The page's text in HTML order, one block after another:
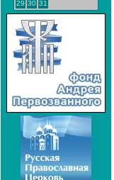
29 30 31